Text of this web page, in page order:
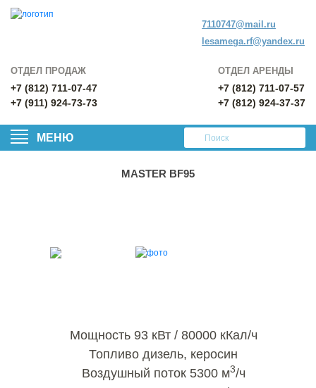
7110747@mail.ru
lesamega.rf@yandex.ru
ОТДЕЛ ПРОДАЖ
+7 (812) 711-07-47
+7 (911) 924-73-73
ОТДЕЛ АРЕНДЫ
+7 (812) 711-07-57
+7 (812) 924-37-37
МЕНЮ
MASTER BF95
Мощность 93 кВт / 80000 кКал/ч
Топливо дизель, керосин
Воздушный поток 5300 м3/ч